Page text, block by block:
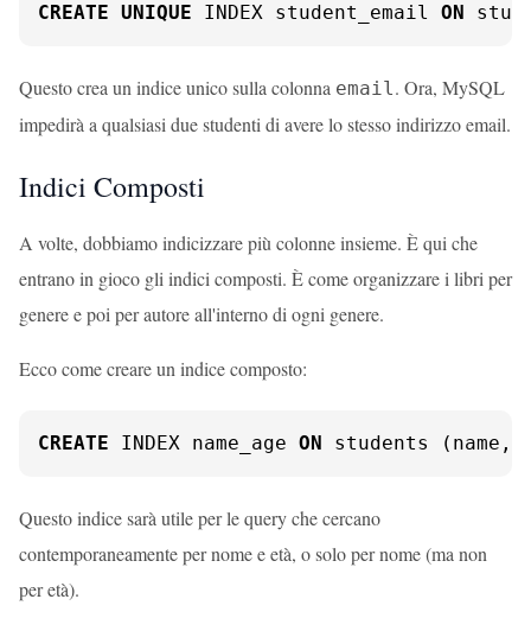
CREATE UNIQUE INDEX student_email ON
Questo crea un indice unico sulla colonna email. Ora, MySQL
impedirà a qualsiasi due studenti di avere lo stesso indirizzo email.
Indici Composti
A volte, dobbiamo indicizzare più colonne insieme. È qui che
entrano in gioco gli indici composti. È come organizzare i libri per
genere e poi per autore all'interno di ogni genere.
Ecco come creare un indice composto:
CREATE INDEX name_age ON students (name,
Questo indice sarà utile per le query che cercano
contemporaneamente per nome e età, o solo per nome (ma non
per età).